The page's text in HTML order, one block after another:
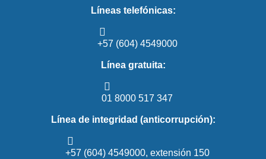
Líneas telefónicas:
+57 (604) 4549000
Línea gratuita:
01 8000 517 347
Línea de integridad (anticorrupción):
+57 (604) 4549000, extensión 150